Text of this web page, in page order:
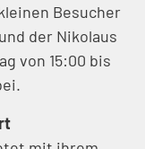
Besucher
der Nikolaus
von 15:00 bis